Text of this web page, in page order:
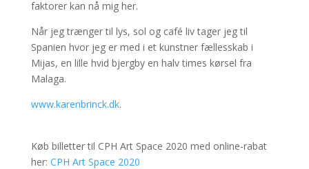
faktorer kan nå mig her.
Når jeg trænger til lys, sol og café liv tager jeg til
Spanien hvor jeg er med i et kunstner fællesskab i
Mijas, en lille hvid bjergby en halv times kørsel fra
Malaga.
www.karenbrinck.dk.
Køb billetter til CPH Art Space 2020 med online-rabat
her: CPH Art Space 2020